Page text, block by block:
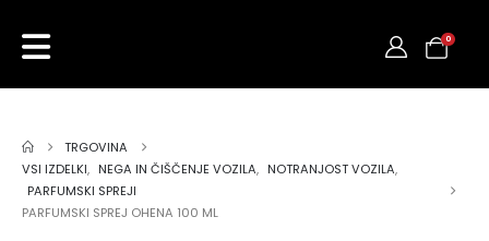
0
TRGOVINA
VSI IZDELKI, NEGA IN ČIŠČENJE VOZILA, NOTRANJOST VOZILA,
PARFUMSKI SPREJI
PARFUMSKI SPREJ OHENA 100 ML